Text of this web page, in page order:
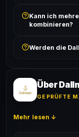
ist und ob der
gilt. Alle
Kann ich
kombinieren?
akzeptiert. Die
Werden die
Erfolgsquote
Über
GEPRÜFTE
Mehr lesen ↓